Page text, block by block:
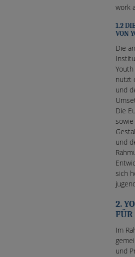
work
1.2
VON
Die
nutzt
und
Die
und
sich
2.
FÜR
Im
und